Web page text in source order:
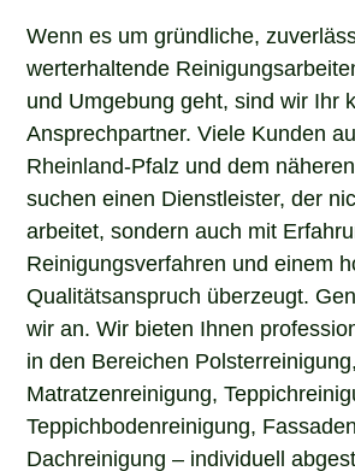
Wenn es um gründliche,
werterhaltende
und Umgebung geht, sind wir Ihr
Ansprechpartner. Viele Kunden
Rheinland-Pfalz und dem
suchen einen Dienstleister, der
arbeitet, sondern auch mit
Reinigungsverfahren und einem
Qualitätsanspruch überzeugt.
wir an. Wir bieten Ihnen
in den Bereichen Polsterreinigung,
Matratzenreinigung,
Teppichbodenreinigung,
Dachreinigung – individuell